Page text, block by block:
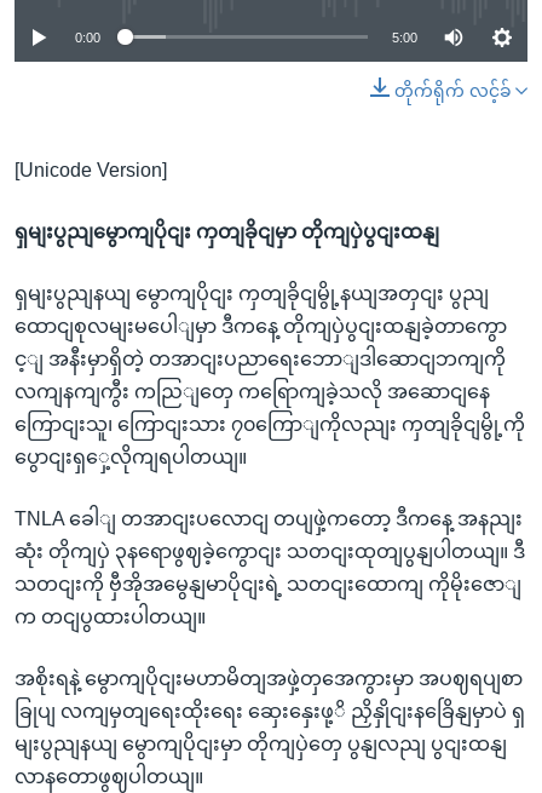
0:00 5:00
တိုက်ရိုက် လင့်ခ်
[Unicode Version]
ရှမျးပွညျမွောကျပိုငျး ကှတျခိုငျမှာ တိုကျပှဲပွငျးထနျ
ရှမျးပွညျနယျ မွောကျပိုငျး ကှတျခိုငျမွို့နယျအတှငျး ပွညျ
ထောငျစုလမျးမပေါျမှာ ဒီကနေ့ တိုကျပှဲပွငျးထနျခဲ့တာကွော
င့ျ အနီးမှာရှိတဲ့ တအာငျးပညာရေးဘောျဒါဆောငျဘကျကို
လကျနကျကွီး ကညြျတှေ ကရြောကျခဲ့သလို အဆောငျနေ
ကြောငျးသူ၊ ကြောငျးသား ၇၀ကြောျကိုလညျး ကှတျခိုငျမွို့ကို
ပွောငျးရှှေ့လိုကျရပါတယျ။
TNLA ခေါျ တအာငျးပလောငျ တပျဖှဲ့ကတော့ ဒီကနေ့ အနညျး
ဆုံး တိုကျပှဲ ၃နရောဖွဈခဲ့ကွောငျး သတငျးထုတျပွနျပါတယျ။ ဒီ
သတငျးကို ဗှီအိုအမွေနျမာပိုငျးရဲ့ သတငျးထောကျ ကိုမိုးဇောျ
က တငျပွထားပါတယျ။
အစိုးရနဲ့ မွောကျပိုငျးမဟာမိတျအဖှဲ့တှအေကွားမှာ အပဈရပျစာ
ခြုပျ လကျမှတျရေးထိုးရေး ဆှေးနှေးဖု့ိ ညှိနှိုငျးနခြေိနျမှာပဲ ရှ
မျးပွညျနယျ မွောကျပိုငျးမှာ တိုကျပှဲတှေ ပွနျလညျ ပွငျးထနျ
လာနတောဖွဈပါတယျ။